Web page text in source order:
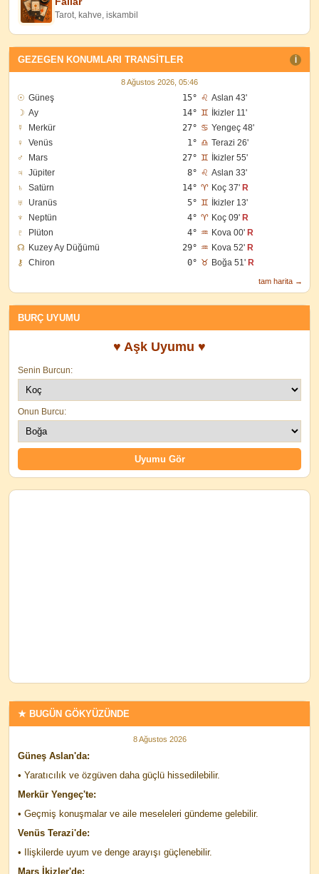
★ BUGÜN GÖKYÜZÜNDE
8 Ağustos 2026
Güneş Aslan'da:
• Yaratıcılık ve özgüven daha güçlü hissedilebilir.
Merkür Yengeç'te:
• Geçmiş konuşmalar ve aile meseleleri gündeme gelebilir.
Venüs Terazi'de:
• Ilişkilerde uyum ve denge arayışı güçlenebilir.
Mars İkizler'de:
Tarot, kahve, iskambil
GEZEGEN KONUMLARI TRANSITLER I
8 Ağustos 2026, 05:46
☉ Güneş 15° ♌ Aslan 43'
☽ Ay 14° ♊
İkizler 11'
☿
Merkür 27° ♋ Yengeç 48'
♀
Venüs 1° ♎ Terazi 26'
♂
Mars 27° ♊
İkizler 55'
♃
Jüpiter 8° ♌ Aslan 33'
♄
Satürn 14° ♈ Koç 37' R
♅
Uranüs 5° ♊
İkizler 13'
♆
Neptün 4° ♈ Koç 09' R
♇
Plüton 4° ♒ Kova 00' R
☊ Kuzey Ay Düğümü 29° ♒ Kova 52' R
⚷
Chiron 0° ♉ Boğa 51' R
tam harita →
BURÇ UYUMU
♥ Aşk Uyumu ♥
Senin Burcun:
Onun Burcu: